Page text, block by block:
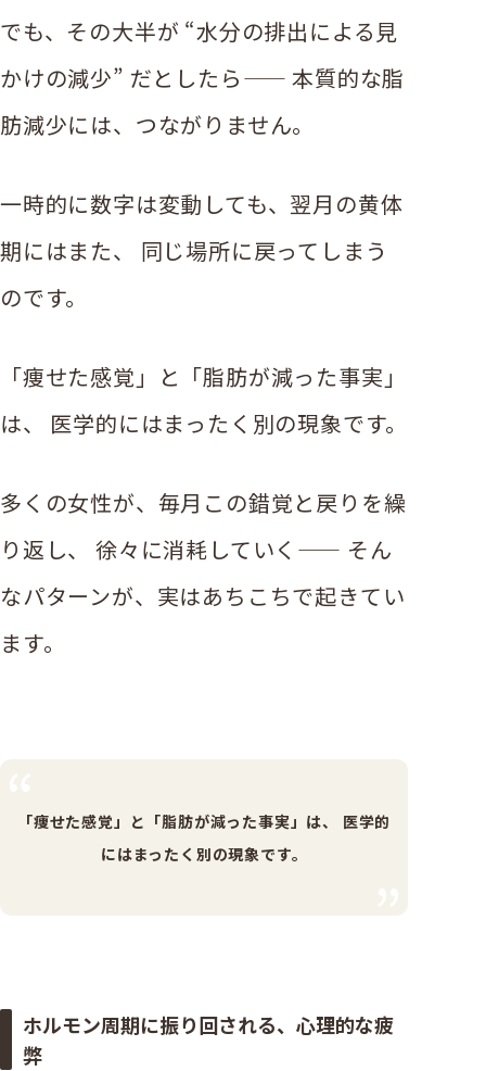
でも、その大半が “水分の排出による見
かけの減少” だとしたら—— 本質的な脂
肪減少には、つながりません。
一時的に数字は変動しても、翌月の黄体
期にはまた、 同じ場所に戻ってしまう
のです。
「痩せた感覚」と「脂肪が減った事実」
は、 医学的にはまったく別の現象です。
多くの女性が、毎月この錯覚と戻りを繰
り返し、 徐々に消耗していく—— そん
なパターンが、実はあちこちで起きてい
ます。
「痩せた感覚」と「脂肪が減った事実」は、
医学的
にはまったく別の現象です。
ホルモン周期に振り回される、心理的な疲
弊